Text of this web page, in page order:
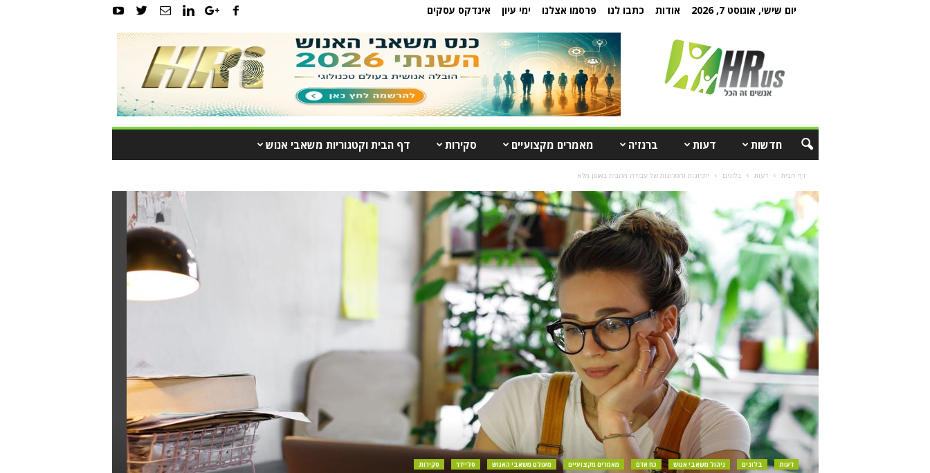
יום שישי, אוגוסט 7, 2026 אודות כתבו לנו פרסמו אצלנו ימי עיון אינדקס עסקים
חדשות דעות ברנז'ה מאמרים מקצועיים סקירות דף הבית וקטגוריות משאבי אנוש
דף הבית דעות בלוגים יתרונות וחסרונות של עבודה מהבית באופן מלא
דעות בלוגים ניהול משאבי אנוש כח אדם מאמרים מקצועיים מעולם משאבי האנוש סליידר סקירות